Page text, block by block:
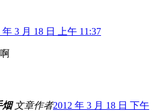
年 3 月 18 日 上午 11:37
烟 文章作者2012 年 3 月 18 日 下午